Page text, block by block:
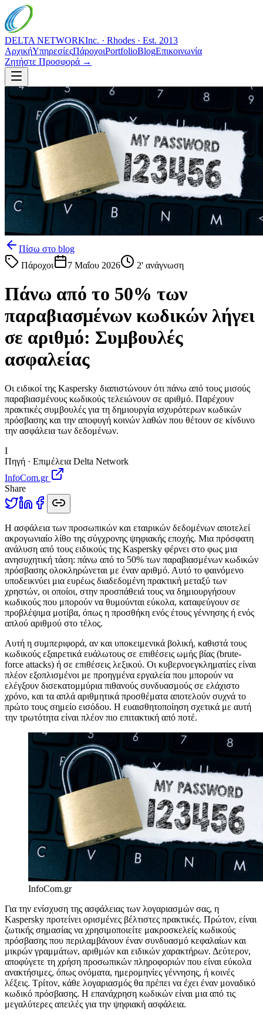
DELTA NETWORKInc. · Rhodes · Est. 2013
ΑρχικήΥπηρεσίεςΠάροχοιPortfolioBlogΕπικοινωνία
Ζητήστε Προσφορά →
Πίσω στο blog
Πάροχοι
7 Μαΐου 2026 2' ανάγνωση
Πάνω από το 50% των
παραβιασμένων κωδικών λήγει
σε αριθμό: Συμβουλές
ασφαλείας
Οι ειδικοί της Kaspersky διαπιστώνουν ότι πάνω από τους μισούς
παραβιασμένους κωδικούς τελειώνουν σε αριθμό. Παρέχουν
πρακτικές συμβουλές για τη δημιουργία ισχυρότερων κωδικών
πρόσβασης και την αποφυγή κοινών λαθών που θέτουν σε κίνδυνο
την ασφάλεια των δεδομένων.
I
Πηγή · Επιμέλεια Delta Network
InfoCom.gr
Share
Η ασφάλεια των προσωπικών και εταιρικών δεδομένων αποτελεί
ακρογωνιαίο λίθο της σύγχρονης ψηφιακής εποχής. Μια πρόσφατη
ανάλυση από τους ειδικούς της Kaspersky φέρνει στο φως μια
ανησυχητική τάση: πάνω από το 50% των παραβιασμένων κωδικών
πρόσβασης ολοκληρώνεται με έναν αριθμό. Αυτό το φαινόμενο
υποδεικνύει μια ευρέως διαδεδομένη πρακτική μεταξύ των
χρηστών, οι οποίοι, στην προσπάθειά τους να δημιουργήσουν
κωδικούς που μπορούν να θυμούνται εύκολα, καταφεύγουν σε
προβλέψιμα μοτίβα, όπως η προσθήκη ενός έτους γέννησης ή ενός
απλού αριθμού στο τέλος.
Αυτή η συμπεριφορά, αν και υποκειμενικά βολική, καθιστά τους
κωδικούς εξαιρετικά ευάλωτους σε επιθέσεις ωμής βίας (brute-
force attacks) ή σε επιθέσεις λεξικού. Οι κυβερνοεγκληματίες είναι
πλέον εξοπλισμένοι με προηγμένα εργαλεία που μπορούν να
ελέγξουν δισεκατομμύρια πιθανούς συνδυασμούς σε ελάχιστο
χρόνο, και τα απλά αριθμητικά προσθέματα αποτελούν συχνά το
πρώτο τους σημείο εισόδου. Η ευαισθητοποίηση σχετικά με αυτή
την τρωτότητα είναι πλέον πιο επιτακτική από ποτέ.
InfoCom.gr
Για την ενίσχυση της ασφάλειας των λογαριασμών σας, η
Kaspersky προτείνει ορισμένες βέλτιστες πρακτικές. Πρώτον, είναι
ζωτικής σημασίας να χρησιμοποιείτε μακροσκελείς κωδικούς
πρόσβασης που περιλαμβάνουν έναν συνδυασμό κεφαλαίων και
μικρών γραμμάτων, αριθμών και ειδικών χαρακτήρων. Δεύτερον,
αποφύγετε τη χρήση προσωπικών πληροφοριών που είναι εύκολα
ανακτήσιμες, όπως ονόματα, ημερομηνίες γέννησης, ή κοινές
λέξεις. Τρίτον, κάθε λογαριασμός θα πρέπει να έχει έναν μοναδικό
κωδικό πρόσβασης. Η επανάχρηση κωδικών είναι μια από τις
μεγαλύτερες απειλές για την ψηφιακή ασφάλεια.